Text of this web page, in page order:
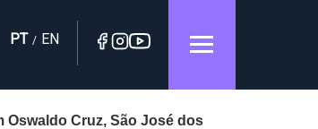
PT / EN
Oswaldo Cruz, São José dos